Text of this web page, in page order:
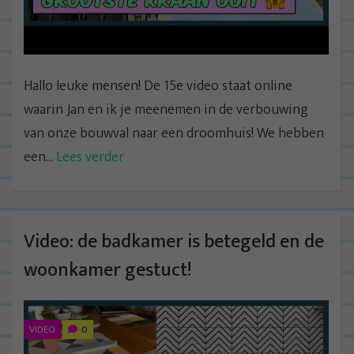
Hallo leuke mensen! De 15e video staat online
waarin Jan en ik je meenemen in de verbouwing
van onze bouwval naar een droomhuis! We hebben
een... Lees verder
Video: de badkamer is betegeld en de
woonkamer gestuct!
VIDEO 0